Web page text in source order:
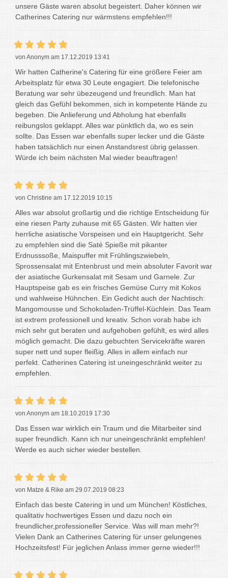
unsere Gäste waren absolut begeistert. Daher können wir
Catherines Catering nur wärmstens empfehlen!!!
von Anonym am 17.12.2019 13:41
Wir hatten Catherine's Catering für eine größere Feier am
Arbeitsplatz für etwa 30 Leute engagiert. Die telefonische
Beratung war sehr übezeugend und freundlich. Man hat
gleich das Gefühl bekommen, sich in kompetente Hände zu
begeben. Die Anlieferung und Abholung hat ebenfalls
reibungslos geklappt. Alles war pünktlich da, wo es sein
sollte. Das Essen war ebenfalls super lecker und die Gäste
haben tatsächlich nur einen Anstandsrest übrig gelassen.
Würde ich beim nächsten Mal wieder beauftragen!
von Christine am 17.12.2019 10:15
Alles war absolut großartig und die richtige Entscheidung für
eine riesen Party zuhause mit 65 Gästen. Wir hatten vier
herrliche asiatische Vorspeisen und ein Hauptgericht. Sehr
zu empfehlen sind die Saté Spieße mit pikanter
Erdnusssoße, Maispuffer mit Frühlingszwiebeln,
Sprossensalat mit Entenbrust und mein absoluter Favorit war
der asiatische Gurkensalat mit Sesam und Garnele. Zur
Hauptspeise gab es ein frisches Gemüse Curry mit Kokos
und wahlweise Hühnchen. Ein Gedicht auch der Nachtisch:
Mangomousse und Schokoladen-Trüffel-Küchlein. Das Team
ist extrem professionell und kreativ. Schon vorab habe ich
mich sehr gut beraten und aufgehoben gefühlt, es wird alles
möglich gemacht. Die dazu gebuchten Servicekräfte waren
super nett und super fleißig. Alles in allem einfach nur
perfekt. Catherines Catering ist uneingeschränkt weiter zu
empfehlen.
von Anonym am 18.10.2019 17:30
Das Essen war wirklich ein Traum und die Mitarbeiter sind
super freundlich. Kann ich nur uneingeschränkt empfehlen!
Werde es auch sicher wieder bestellen.
von Matze & Rike am 29.07.2019 08:23
Einfach das beste Catering in und um München! Köstliches,
qualitativ hochwertiges Essen und dazu noch ein
freundlicher,professioneller Service. Was will man mehr?!
Vielen Dank an Catherines Catering für unser gelungenes
Hochzeitsfest! Für jeglichen Anlass immer gerne wieder!!!